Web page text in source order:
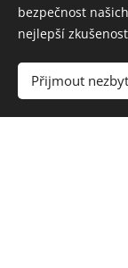
bezpečnost
nejlepší
Přijmout